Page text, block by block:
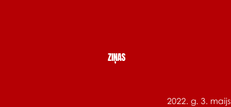
ZIŅAS
2022. g. 3. maijs